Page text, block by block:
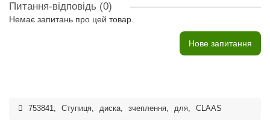
Питання-відповідь (0)
Немає запитань про цей товар.
Нове запитання
753841, Ступиця, диска, зчеплення, для, CLAAS